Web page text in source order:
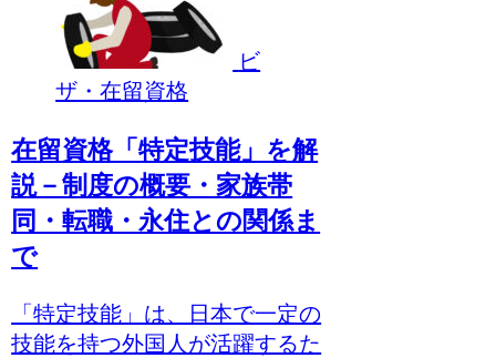
ビ
ザ・在留資格
在留資格「特定技能」を解
説－制度の概要・家族帯
同・転職・永住との関係ま
で
「特定技能」は、日本で一定の
技能を持つ外国人が活躍するた